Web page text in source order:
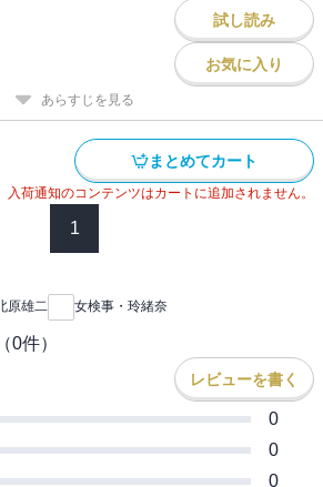
試し読み
お気に入り
あらすじを見る
まとめてカート
荷通知のコンテンツはカートに追加されません。
1
原雄二 女検事・玲緒奈
（0件）
レビューを書く
0
0
0